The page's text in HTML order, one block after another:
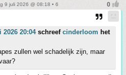
9 juli 2026 @ 08:18 • 6
20:04schreef cinderloom het
zullen wel schadelijk zijn, maar